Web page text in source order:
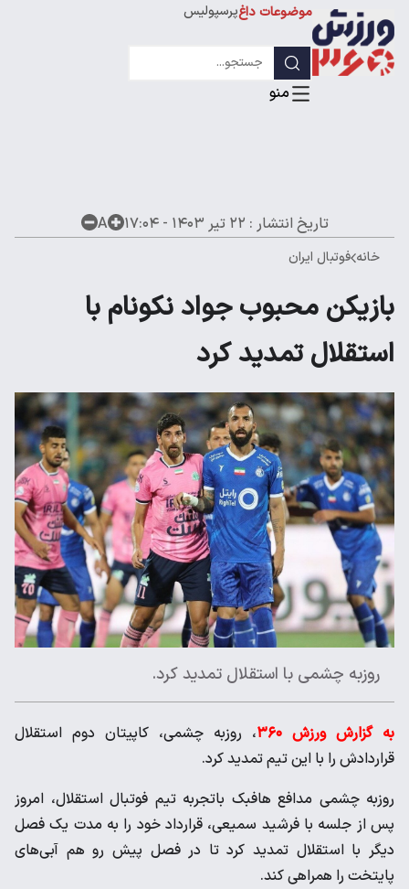
موضوعات داغپرسپولیس
لیگ قهرمانان
تاریخ انتشار : ۲۲ تیر ۱۴۰۳ - ۱۷:۰۴ A
خانه فوتبال ایران
بازیکن محبوب جواد نکونام با
استقلال تمدید کرد
روزبه چشمی با استقلال تمدید کرد.
به گزارش ورزش ۳۶۰
، روزبه چشمی، کاپیتان دوم استقلال
قراردادش را با این تیم تمدید کرد.
روزبه چشمی مدافع هافبک باتجربه تیم فوتبال استقلال، امروز
پس از جلسه با فرشید سمیعی، قرارداد خود را به مدت یک فصل
دیگر با استقلال تمدید کرد تا در فصل پیش رو هم آبی‌های
پایتخت را همراهی کند.